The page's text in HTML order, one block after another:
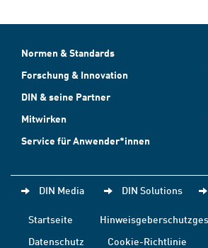
Normen & Standards
Forschung & Innovation
DIN & seine Partner
Mitwirken
Service für Anwender*innen
DIN Media DIN Solutions
Startseite
Datenschutz
Cookie-Richtlinie